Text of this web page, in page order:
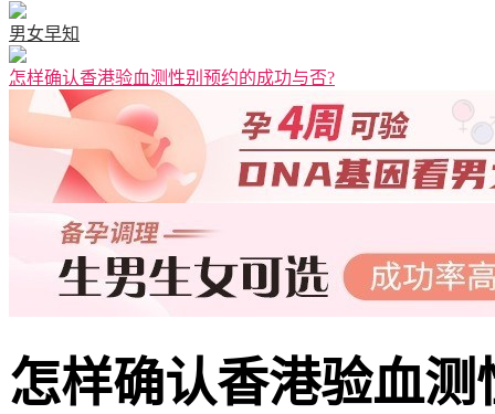
男女早知
怎样确认香港验血测性别预约的成功与否?
怎样确认香港验血